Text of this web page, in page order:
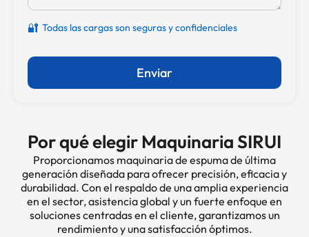
🔐 Todas las cargas son seguras y confidenciales
Enviar
Por qué elegir Maquinaria SIRUI
Proporcionamos maquinaria de espuma de última
generación diseñada para ofrecer precisión, eficacia y
durabilidad. Con el respaldo de una amplia experiencia
en el sector, asistencia global y un fuerte enfoque en
soluciones centradas en el cliente, garantizamos un
rendimiento y una satisfacción óptimos.